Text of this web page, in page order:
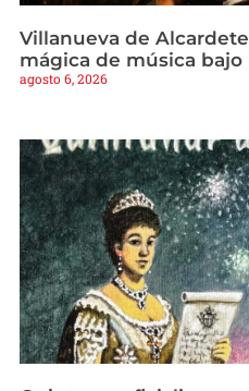
Villanueva de
mágica de música bajo
agosto 6, 2026